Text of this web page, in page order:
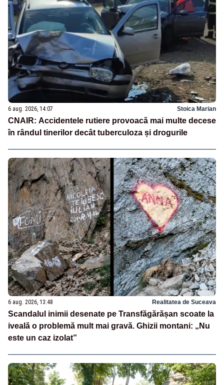
6 aug. 2026, 14:07 Stoica Marian
CNAIR: Accidentele rutiere provoacă mai multe decese
în rândul tinerilor decât tuberculoza și drogurile
6 aug. 2026, 13:48 Realitatea de Suceava
Scandalul inimii desenate pe Transfăgărășan scoate la
iveală o problemă mult mai gravă. Ghizii montani: „Nu
este un caz izolat”